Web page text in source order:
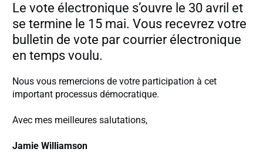
Le vote électronique s’ouvre le 30 avril et
se termine le 15 mai. Vous recevrez votre
bulletin de vote par courrier électronique
en temps voulu.
Nous vous remercions de votre participation à cet
important processus démocratique.
Avec mes meilleures salutations,
Jamie Williamson